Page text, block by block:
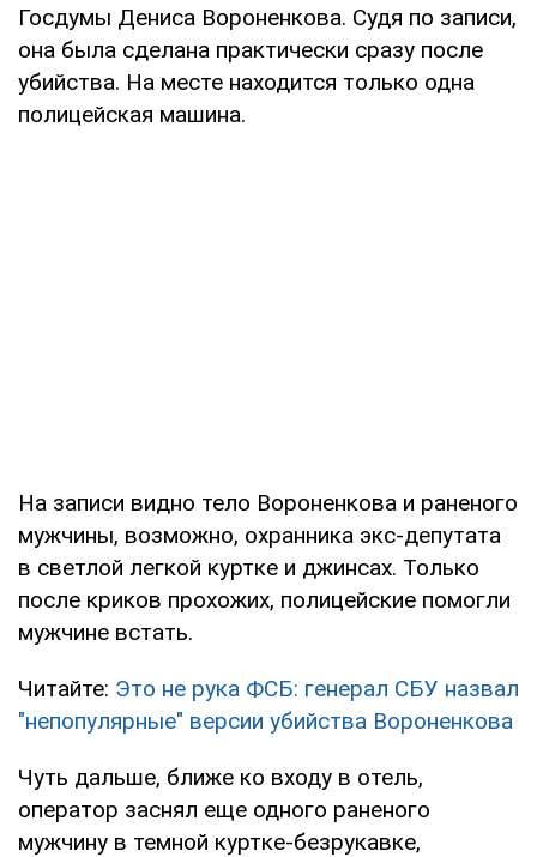
Госдумы Дениса Вороненкова. Судя по записи,
она была сделана практически сразу после
убийства. На месте находится только одна
полицейская машина.
На записи видно тело Вороненкова и раненого
мужчины, возможно, охранника экс-депутата
в светлой легкой куртке и джинсах. Только
после криков прохожих, полицейские помогли
мужчине встать.
Читайте: Это не рука ФСБ: генерал СБУ назвал
"непопулярные" версии убийства Вороненкова
Чуть дальше, ближе ко входу в отель,
оператор заснял еще одного раненого
мужчину в темной куртке-безрукавке,